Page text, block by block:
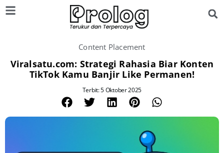
Content Placement
Viralsatu.com: Strategi Rahasia Biar Konten
TikTok Kamu Banjir Like Permanen!
Terbit: 5 Oktober 2025